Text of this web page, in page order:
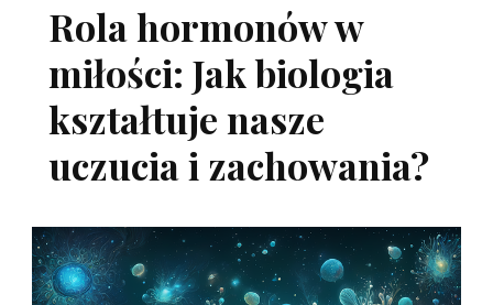
Rola hormonów w
miłości: Jak biologia
kształtuje nasze
uczucia i zachowania?